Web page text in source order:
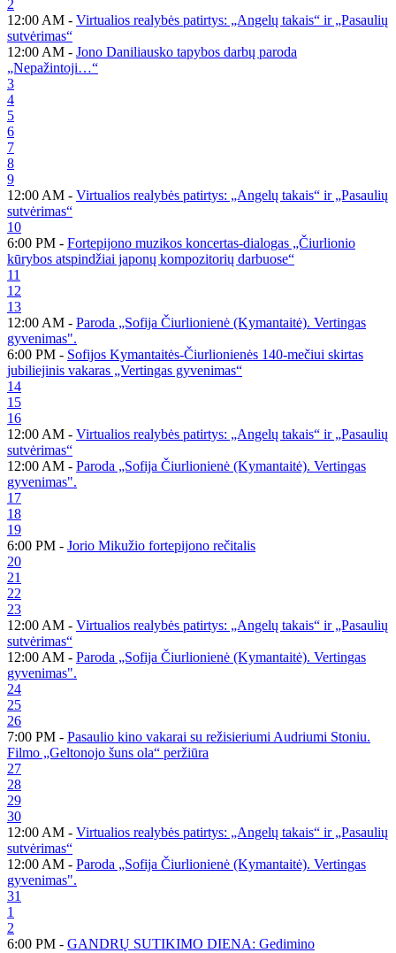
2
12:00 AM - Virtualios realybės patirtys: „Angelų takais“ ir „Pasaulių
sutvėrimas“
12:00 AM - Jono Daniliausko tapybos darbų paroda
„Nepažintoji…“
3
4
5
6
7
8
9
12:00 AM - Virtualios realybės patirtys: „Angelų takais“ ir „Pasaulių
sutvėrimas“
10
6:00 PM - Fortepijono muzikos koncertas-dialogas „Čiurlionio
kūrybos atspindžiai japonų kompozitorių darbuose“
11
12
13
12:00 AM - Paroda „Sofija Čiurlionienė (Kymantaitė). Vertingas
gyvenimas".
6:00 PM - Sofijos Kymantaitės-Čiurlionienės 140-mečiui skirtas
jubiliejinis vakaras „Vertingas gyvenimas“
14
15
16
12:00 AM - Virtualios realybės patirtys: „Angelų takais“ ir „Pasaulių
sutvėrimas“
12:00 AM - Paroda „Sofija Čiurlionienė (Kymantaitė). Vertingas
gyvenimas".
17
18
19
6:00 PM - Jorio Mikužio fortepijono rečitalis
20
21
22
23
12:00 AM - Virtualios realybės patirtys: „Angelų takais“ ir „Pasaulių
sutvėrimas“
12:00 AM - Paroda „Sofija Čiurlionienė (Kymantaitė). Vertingas
gyvenimas".
24
25
26
7:00 PM - Pasaulio kino vakarai su režisieriumi Audriumi Stoniu.
Filmo „Geltonojo šuns ola“ peržiūra
27
28
29
30
12:00 AM - Virtualios realybės patirtys: „Angelų takais“ ir „Pasaulių
sutvėrimas“
12:00 AM - Paroda „Sofija Čiurlionienė (Kymantaitė). Vertingas
gyvenimas".
31
1
2
6:00 PM - GANDRŲ SUTIKIMO DIENA: Gedimino